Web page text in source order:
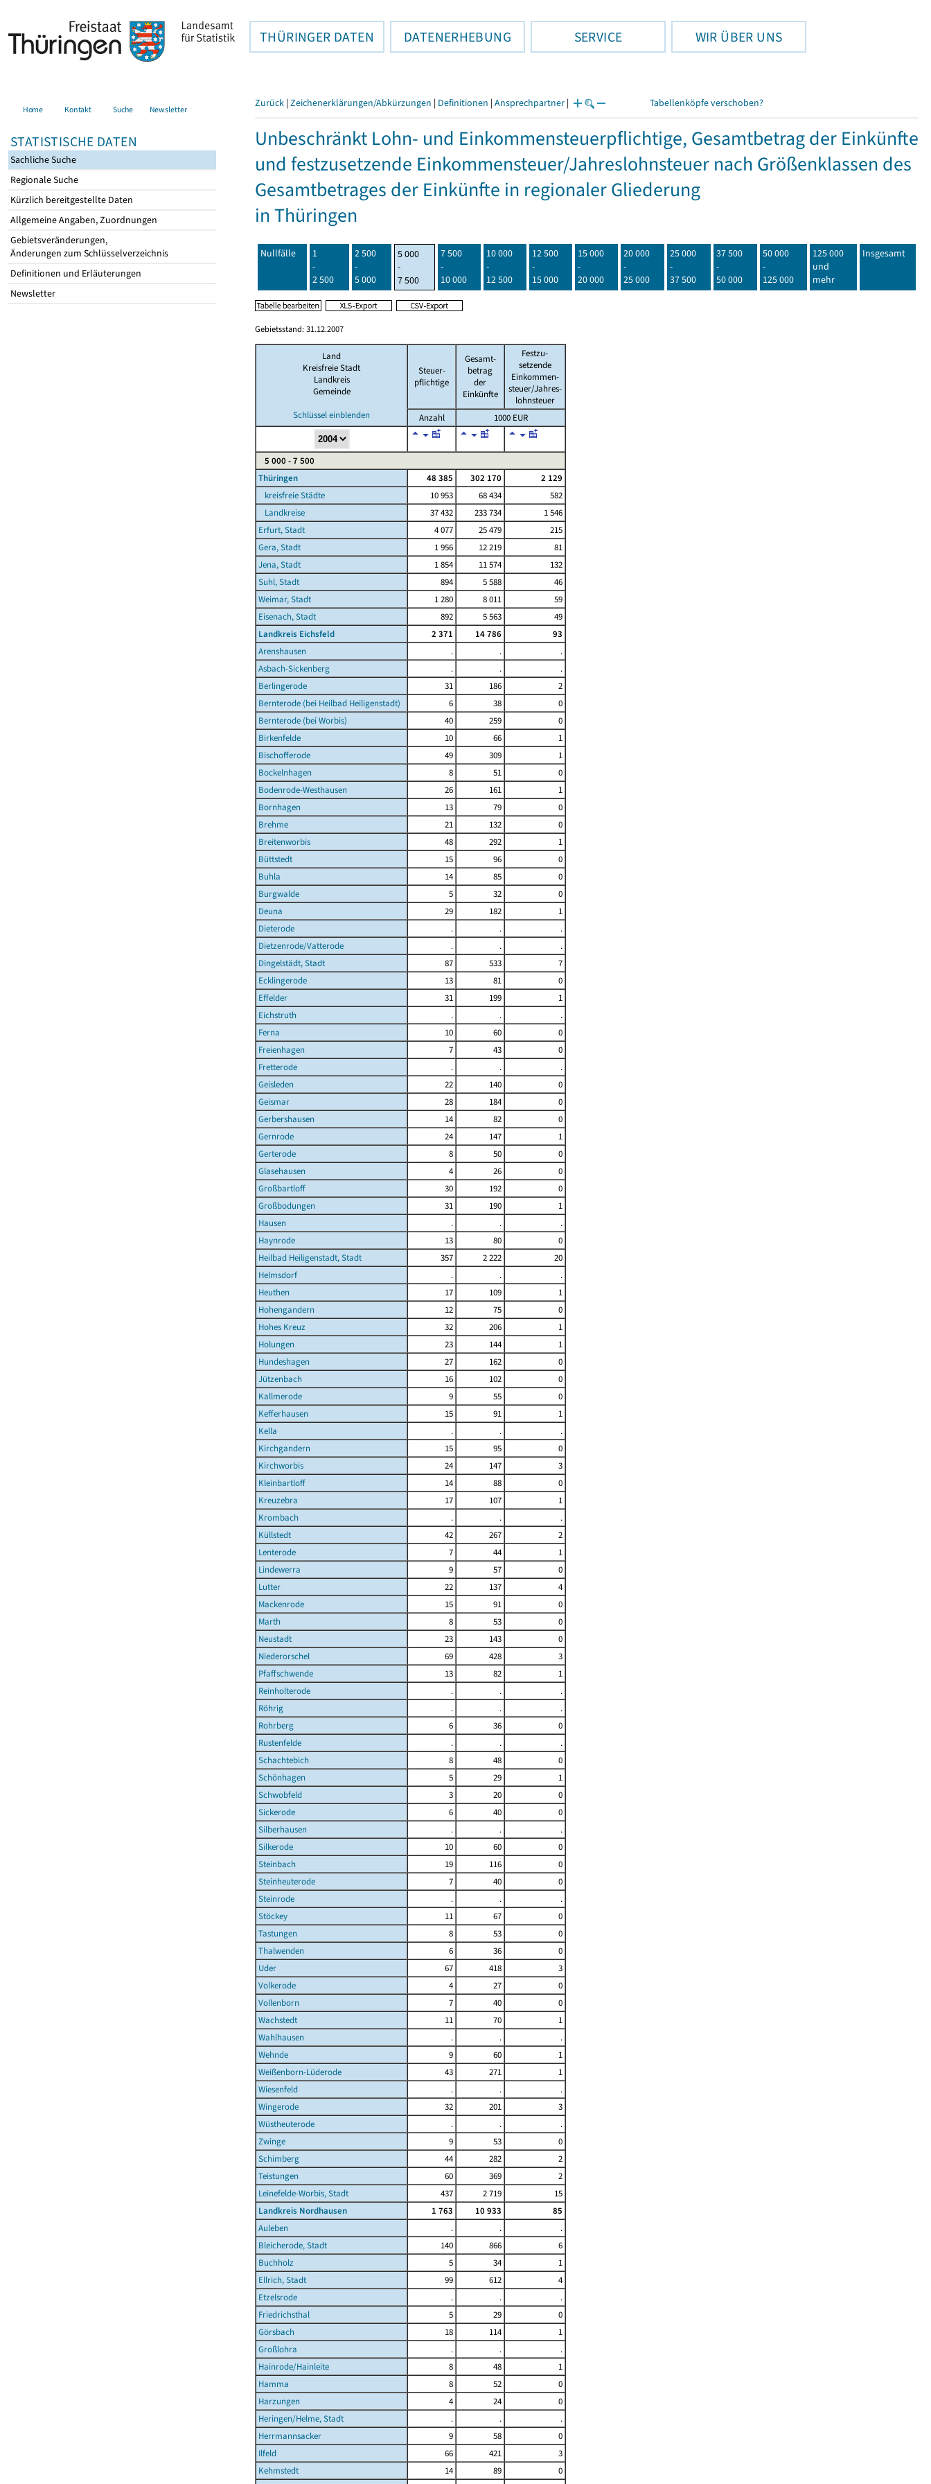
THÜRINGER DATEN DATENERHEBUNG SERVICE WIR ÜBER UNS
Home Kontakt Suche Newsletter
STATISTISCHE DATEN
Sachliche Suche
Regionale Suche
Kürzlich bereitgestellte Daten
Allgemeine Angaben, Zuordnungen
Gebietsveränderungen,
Änderungen zum Schlüsselverzeichnis
Definitionen und Erläuterungen
Newsletter
Zurück | Zeichenerklärungen/Abkürzungen | Definitionen | Ansprechpartner | Tabellenköpfe verschoben?
Unbeschränkt Lohn- und Einkommensteuerpflichtige, Gesamtbetrag der Einkünfte
und festzusetzende Einkommensteuer/Jahreslohnsteuer nach Größenklassen des
Gesamtbetrages der Einkünfte in regionaler Gliederung
in Thüringen
Nullfälle
1
-
2 500
2 500
-
5 000
5 000
-
7 500
7 500
-
10 000
10 000
-
12 500
12 500
-
15 000
15 000
-
20 000
20 000
-
25 000
25 000
-
37 500
37 500
-
50 000
50 000
-
125 000
125 000
und
mehr
Insgesamt
Gebietsstand: 31.12.2007
Land
Kreisfreie Stadt
Landkreis
Gemeinde
Schlüssel einblenden
Steuer-
pflichtige
Gesamt-
betrag
der
Einkünfte
Festzu-
setzende
Einkommen-
steuer/Jahres-
lohnsteuer
Anzahl
1000 EUR
5 000 - 7 500
Thüringen
48 385 302 170
2 129
kreisfreie Städte
10 953 68 434
582
Landkreise
37 432 233 734
1 546
Erfurt, Stadt
4 077 25 479
215
Gera, Stadt
1 956 12 219
81
Jena, Stadt
1 854 11 574
132
Suhl, Stadt
894 5 588
46
Weimar, Stadt
1 280 8 011
59
Eisenach, Stadt
892 5 563
49
Landkreis Eichsfeld
2 371 14 786
93
Arenshausen
. .
.
Asbach-Sickenberg
. .
.
Berlingerode
31 186
2
Bernterode (bei Heilbad Heiligenstadt)
6 38
0
Bernterode (bei Worbis)
40 259
0
Birkenfelde
10 66
1
Bischofferode
49 309
1
Bockelnhagen
8 51
0
Bodenrode-Westhausen
26 161
1
Bornhagen
13 79
0
Brehme
21 132
0
Breitenworbis
48 292
1
Büttstedt
15 96
0
Buhla
14 85
0
Burgwalde
5 32
0
Deuna
29 182
1
Dieterode
. .
.
Dietzenrode/Vatterode
. .
.
Dingelstädt, Stadt
87 533
7
Ecklingerode
13 81
0
Effelder
31 199
1
Eichstruth
. .
.
Ferna
10 60
0
Freienhagen
7 43
0
Fretterode
. .
.
Geisleden
22 140
0
Geismar
28 184
0
Gerbershausen
14 82
0
Gernrode
24 147
1
Gerterode
8 50
0
Glasehausen
4 26
0
Großbartloff
30 192
0
Großbodungen
31 190
1
Hausen
. .
.
Haynrode
13 80
0
Heilbad Heiligenstadt, Stadt
357 2 222
20
Helmsdorf
. .
.
Heuthen
17 109
1
Hohengandern
12 75
0
Hohes Kreuz
32 206
1
Holungen
23 144
1
Hundeshagen
27 162
0
Jützenbach
16 102
0
Kallmerode
9 55
0
Kefferhausen
15 91
1
Kella
. .
.
Kirchgandern
15 95
0
Kirchworbis
24 147
3
Kleinbartloff
14 88
0
Kreuzebra
17 107
1
Krombach
. .
.
Küllstedt
42 267
2
Lenterode
7 44
1
Lindewerra
9 57
0
Lutter
22 137
4
Mackenrode
15 91
0
Marth
8 53
0
Neustadt
23 143
0
Niederorschel
69 428
3
Pfaffschwende
13 82
1
Reinholterode
. .
.
Röhrig
. .
.
Rohrberg
6 36
0
Rustenfelde
. .
.
Schachtebich
8 48
0
Schönhagen
5 29
1
Schwobfeld
3 20
0
Sickerode
6 40
0
Silberhausen
. .
.
Silkerode
10 60
0
Steinbach
19 116
0
Steinheuterode
7 40
0
Steinrode
. .
.
Stöckey
11 67
0
Tastungen
8 53
0
Thalwenden
6 36
0
Uder
67 418
3
Volkerode
4 27
0
Vollenborn
7 40
0
Wachstedt
11 70
1
Wahlhausen
. .
.
Wehnde
9 60
1
Weißenborn-Lüderode
43 271
1
Wiesenfeld
. .
.
Wingerode
32 201
3
Wüstheuterode
. .
.
Zwinge
9 53
0
Schimberg
44 282
2
Teistungen
60 369
2
Leinefelde-Worbis, Stadt
437 2 719
15
Landkreis Nordhausen
1 763 10 933
85
Auleben
. .
.
Bleicherode, Stadt
140 866
6
Buchholz
5 34
1
Ellrich, Stadt
99 612
4
Etzelsrode
. .
.
Friedrichsthal
5 29
0
Görsbach
18 114
1
Großlohra
. .
.
Hainrode/Hainleite
8 48
1
Hamma
8 52
0
Harzungen
4 24
0
Heringen/Helme, Stadt
. .
.
Herrmannsacker
9 58
0
Ilfeld
66 421
3
Kehmstedt
14 89
0